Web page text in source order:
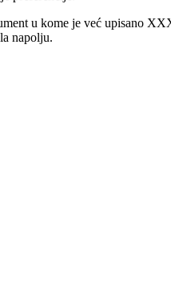
u kome je već upisano
napolju.